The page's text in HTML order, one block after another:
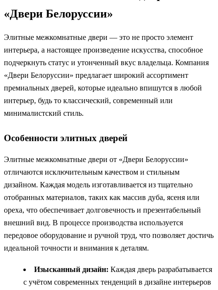
«Двери Белоруссии»
Элитные межкомнатные двери — это не просто элемент
интерьера, а настоящее произведение искусства, способное
подчеркнуть статус и утонченный вкус владельца. Компания
«Двери Белоруссии» предлагает широкий ассортимент
премиальных дверей, которые идеально впишутся в любой
интерьер, будь то классический, современный или
минималистский стиль.
Особенности элитных дверей
Элитные межкомнатные двери от «Двери Белоруссии»
отличаются исключительным качеством и стильным
дизайном. Каждая модель изготавливается из тщательно
отобранных материалов, таких как массив дуба, ясеня или
ореха, что обеспечивает долговечность и презентабельный
внешний вид. В процессе производства используется
передовое оборудование и ручной труд, что позволяет достичь
идеальной точности и внимания к деталям.
Изысканный дизайн: Каждая дверь разрабатывается
с учётом современных тенденций в дизайне интерьеров